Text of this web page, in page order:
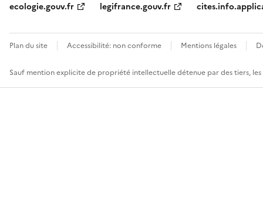
ecologie.gouv.fr
legifrance.gouv.fr
Plan du site Accessibilité: non conforme Mentions légales
Sauf mention explicite de propriété intellectuelle détenue par des tiers,